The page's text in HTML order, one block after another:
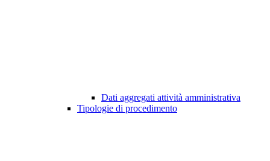
Dati aggregati attività amministrativa
Tipologie di procedimento